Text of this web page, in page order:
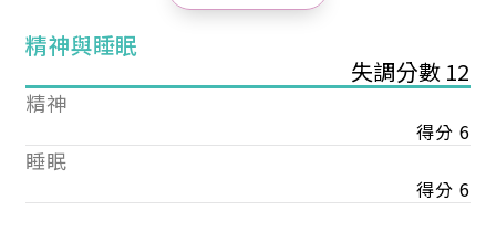
精神與睡眠
失調分數 12
精神
得分 6
睡眠
得分 6